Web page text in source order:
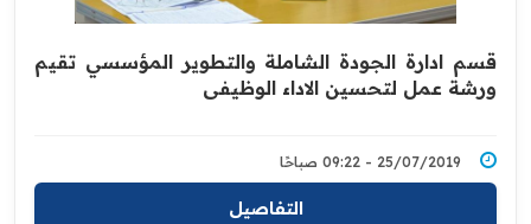
قسم ادارة الجودة الشاملة والتطوير المؤسسي تقيم
ورشة عمل لتحسين الاداء الوظيفي
25/07/2019 - 09:22 صباحًا
التفاصيل